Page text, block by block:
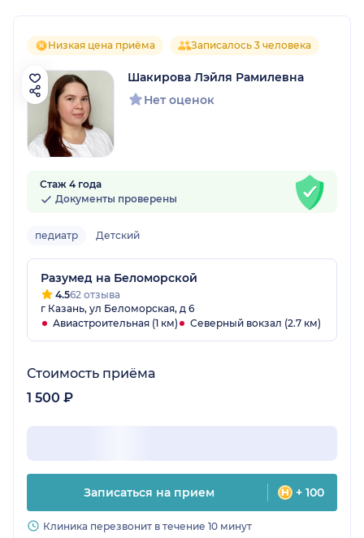
Низкая цена приёма Записалось 3 человека
Шакирова Лэйля Рамилевна
Нет оценок
Стаж 4 года
Документы проверены
педиатр Детский
Разумед на Беломорской
4.562 отзыва
г Казань, ул Беломорская, д 6
Авиастроительная (1 км)
Северный вокзал (2.7 км)
Стоимость приёма
1 500 ₽
Записаться на прием + 100
Клиника перезвонит в течение 10 минут